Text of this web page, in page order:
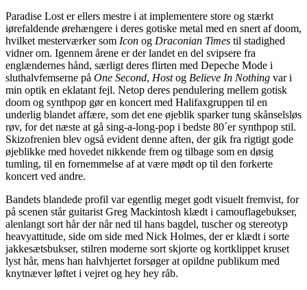
Paradise Lost er ellers mestre i at implementere store og stærkt
iørefaldende ørehængere i deres gotiske metal med en snert af doom,
hvilket mesterværker som Icon og Draconian Times til stadighed
vidner om. Igennem årene er der landet en del svipsere fra
englændernes hånd, særligt deres flirten med Depeche Mode i
sluthalvfemserne på One Second, Hostog Believe In Nothing var i
min optik en eklatant fejl. Netop deres pendulering mellem gotisk
doom og synthpop gør en koncert med Halifaxgruppen til en
underlig blandet affære, som det ene øjeblik sparker tung skånselsløs
røv, for det næste at gå sing-a-long-pop i bedste 80´er synthpop stil.
Skizofrenien blev også evident denne aften, der gik fra rigtigt gode
øjeblikke med hovedet nikkende frem og tilbage som en døsig
tumling, til en fornemmelse af at være mødt op til den forkerte
koncert ved andre.
Bandets blandede profil var egentlig meget godt visuelt fremvist, for
på scenen står guitarist Greg Mackintosh klædt i camouflagebukser,
alenlangt sort hår der når ned til hans bagdel, tuscher og stereotyp
heavyattitude, side om side med Nick Holmes, der er klædt i sorte
jakkesætsbukser, stilren moderne sort skjorte og kortklippet kruset
lyst hår, mens han halvhjertet forsøger at opildne publikum med
knytnæver løftet i vejret og hey hey råb.